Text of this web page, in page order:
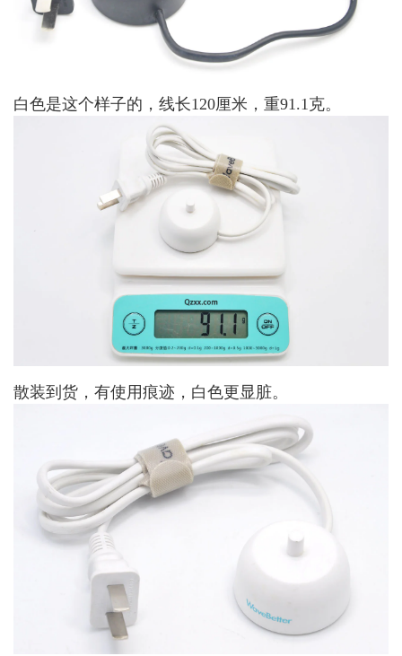
白色是这个样子的，线长120厘米，重91.1克。
散装到货，有使用痕迹，白色更显脏。